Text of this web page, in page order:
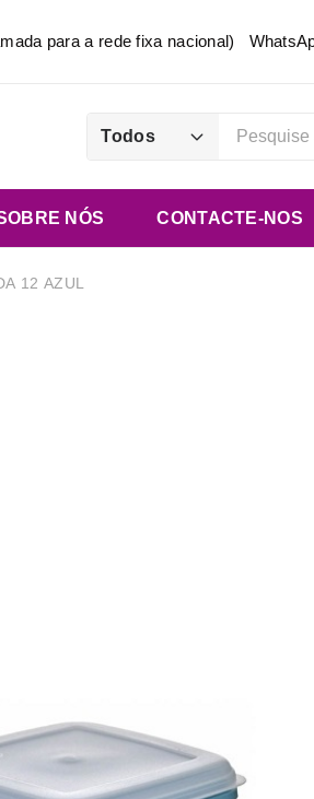
para a rede fixa nacional)
Todos
NÓS CONTACTE-NOS
12 AZUL